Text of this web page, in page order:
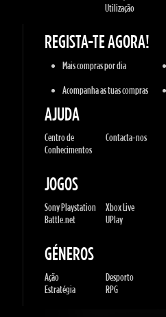
Mais compras por dia
AJUDA
Conhecimentos
JOGOS
Sony Playstation
GÉNEROS
Ação Desporto
Estratégia
RPG
U.G.K. GAMES LTD
No. Corporate: 515220267
Hilel-yafe, Kfar yona - IL
All Rights Reserved. © 2011-2026